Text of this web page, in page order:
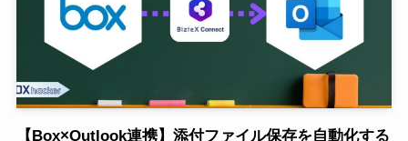
【Box×Outlook連携】添付ファイル保存を自動化する